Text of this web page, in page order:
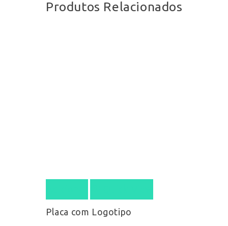
Produtos Relacionados
Placa com Logotipo